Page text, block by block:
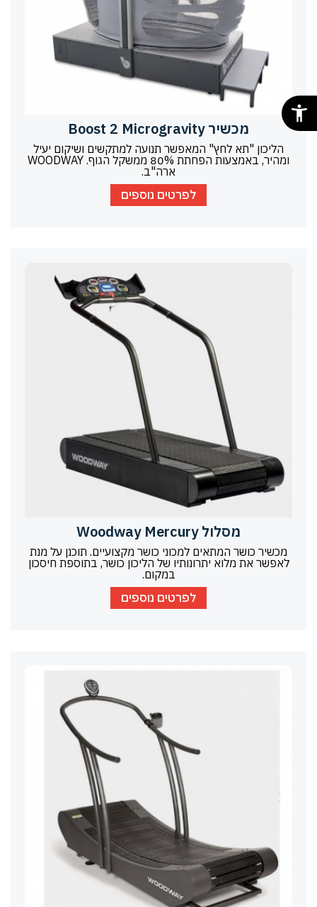
מכשיר Boost 2 Microgravity
הליכון "תא לחץ" המאפשר תנועה למתקשים ושיקום יעיל
ומהיר, באמצעות הפחתת 80% ממשקל הגוף. WOODWAY
ארה"ב.
לפרטים נוספים
מסלול Woodway Mercury
מכשיר כושר המתאים למכוני כושר מקצועיים. תוכנן על מנת
לאפשר את מלוא יתרונותיו של הליכון כושר, בתוספת חיסכון
במקום.
לפרטים נוספים